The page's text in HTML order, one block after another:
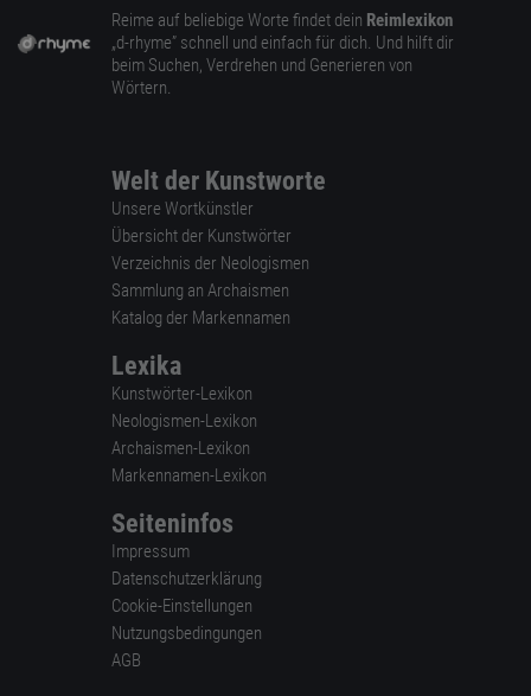
Reime auf beliebige Worte findet dein Reimlexikon
„d-rhyme” schnell und einfach für dich. Und hilft dir
beim Suchen, Verdrehen und Generieren von
Wörtern.
Welt der Kunstworte
Unsere Wortkünstler
Übersicht der Kunstwörter
Verzeichnis der Neologismen
Sammlung an Archaismen
Katalog der Markennamen
Lexika
Kunstwörter-Lexikon
Neologismen-Lexikon
Archaismen-Lexikon
Markennamen-Lexikon
Seiteninfos
Impressum
Datenschutzerklärung
Cookie-Einstellungen
Nutzungsbedingungen
AGB